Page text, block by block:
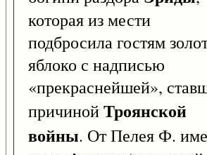
которая из мести
подбросила гостям
яблоко с надписью
«прекраснейшей»,
причинойТроянской
войны. От Пелея Ф.